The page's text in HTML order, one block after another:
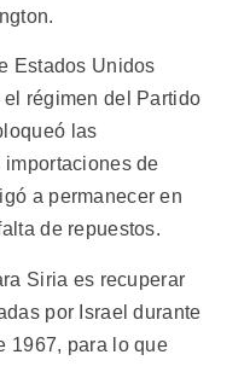
Estados Unidos
régimen del Partido
las
de
a permanecer en
de repuestos.
Siria es recuperar
por Israel durante
1967, para lo que